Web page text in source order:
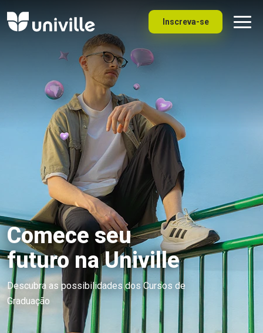
Inscreva-se
Comece seu
futuro na Univille
Descubra as possibilidades dosCursos de
Graduação